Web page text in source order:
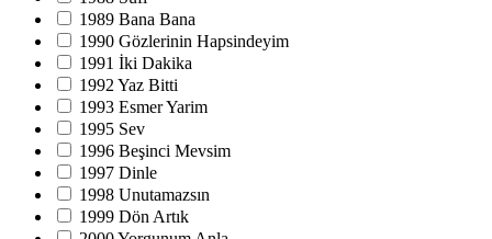
1989 Bana Bana
1990 Gözlerinin Hapsindeyim
1991 İki Dakika
1992 Yaz Bitti
1993 Esmer Yarim
1995 Sev
1996 Beşinci Mevsim
1997 Dinle
1998 Unutamazsın
1999 Dön Artık